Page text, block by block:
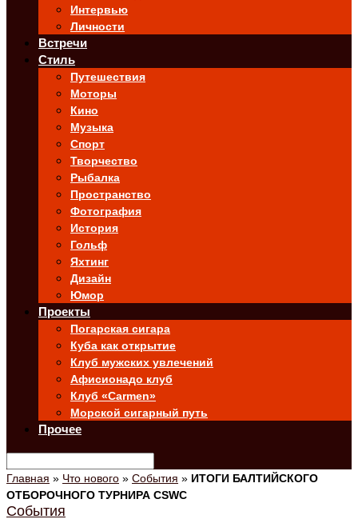
Интервью
Личности
Встречи
Стиль
Путешествия
Моторы
Кино
Музыка
Спорт
Творчество
Рыбалка
Пространство
Фотография
История
Гольф
Яхтинг
Дизайн
Юмор
Проекты
Погарская сигара
Куба как открытие
Клуб мужских увлечений
Афисионадо клуб
Клуб «Carmen»
Морской сигарный путь
Прочее
Главная » Что нового » События » ИТОГИ БАЛТИЙСКОГО
ОТБОРОЧНОГО ТУРНИРА CSWC
События